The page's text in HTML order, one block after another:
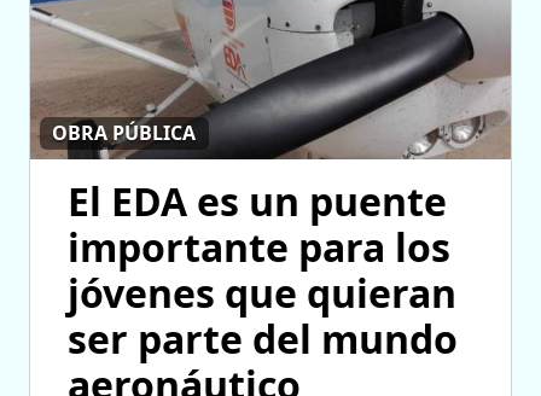
OBRA PÚBLICA
El EDA es un puente
importante para los
jóvenes que quieran
ser parte del mundo
aeronáutico